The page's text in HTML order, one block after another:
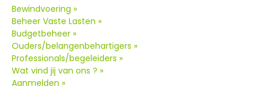
Bewindvoering »
Beheer Vaste Lasten »
Budgetbeheer »
Ouders/belangenbehartigers »
Professionals/begeleiders »
Wat vind jij van ons ? »
Aanmelden »